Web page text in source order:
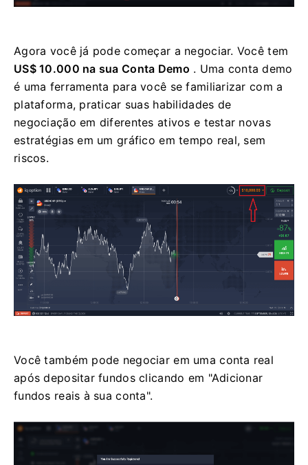
Agora você já pode começar a negociar. Você tem
US$ 10.000 na sua Conta Demo . Uma conta demo
é uma ferramenta para você se familiarizar com a
plataforma, praticar suas habilidades de
negociação em diferentes ativos e testar novas
estratégias em um gráfico em tempo real, sem
riscos.
Você também pode negociar em uma conta real
após depositar fundos clicando em "Adicionar
fundos reais à sua conta".